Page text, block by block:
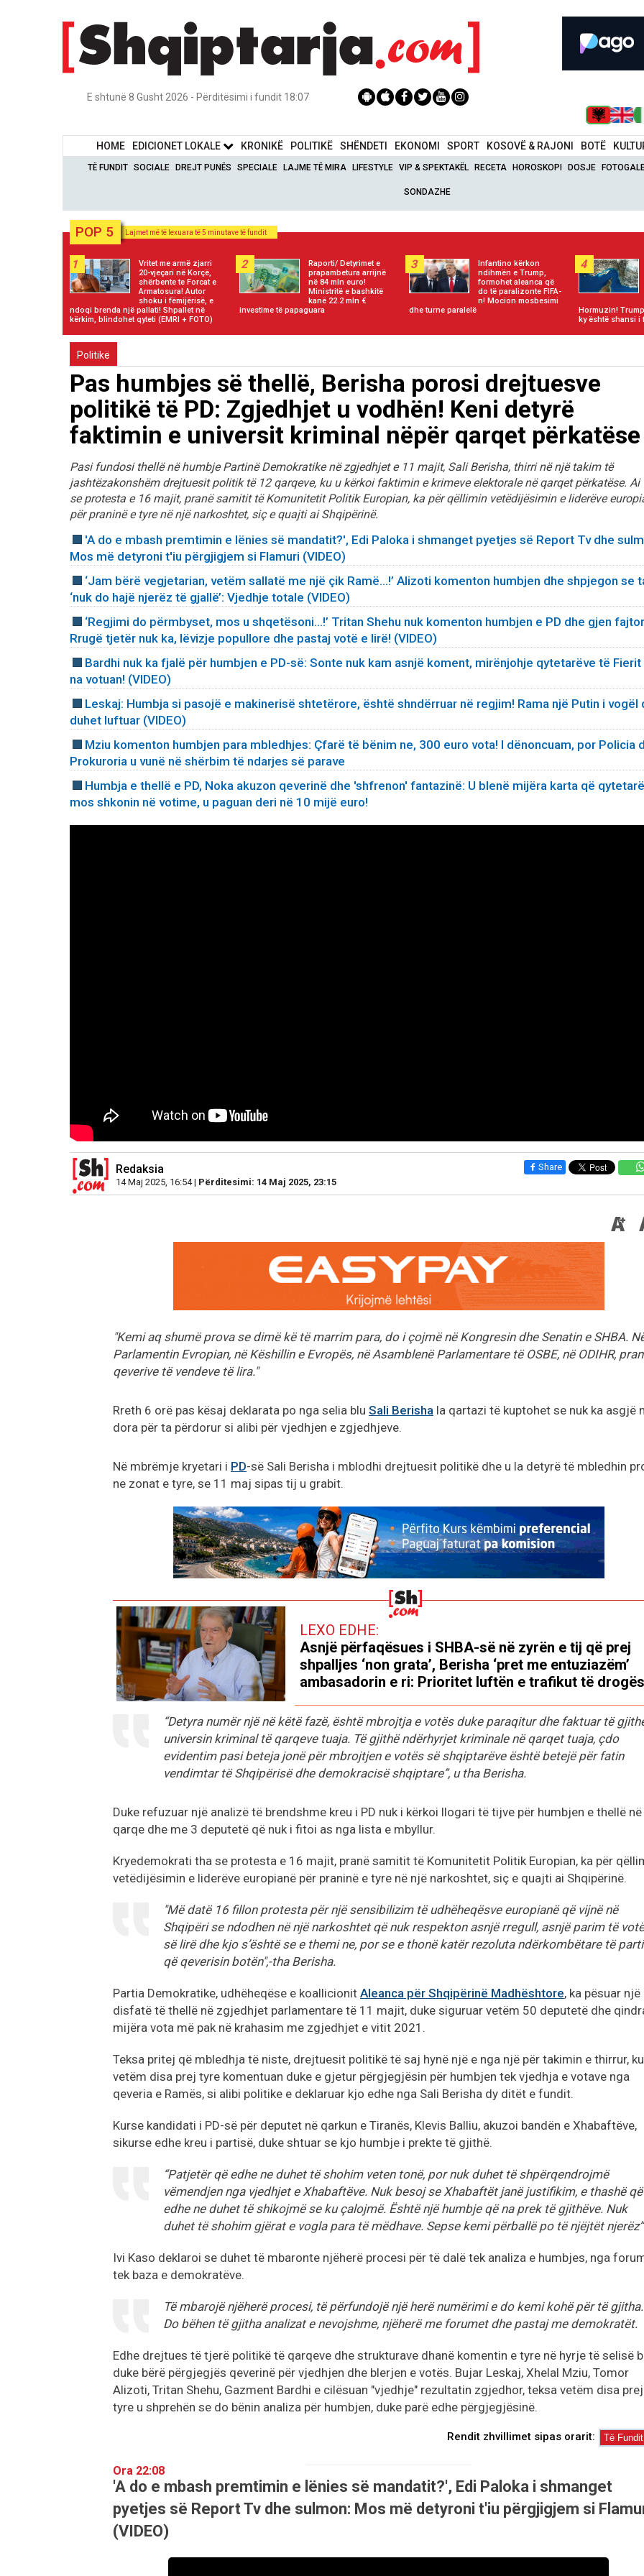
E shtunë 8 Gusht 2026 - Përditësimi i fundit 18:07
HOME EDICIONET LOKALE KRONIKË POLITIKË SHËNDETI EKONOMI SPORT KOSOVË & RAJONI BOTË
TË FUNDIT SOCIALE DREJT PUNËS SPECIALE LAJME TË MIRA LIFESTYLE VIP & SPEKTAKËL RECETA HOROSKOPI DOSJE
SONDAZHE
POP 5 Lajmet më të lexuara të 5 minutave të fundit
1
Vritet me armë zjarri
20-vjeçari në Korçë,
shërbente te Forcat e
Armatosura! Autor
shoku i fëmijërisë, e
ndoqi brenda një pallati! Shpallet në
kërkim, blindohet qyteti (EMRI + FOTO)
2
Raporti/ Detyrimet e
prapambetura arrijnë
në 84 mln euro!
Ministritë e bashkitë
kanë 22.2 mln €
investime të papaguara
3
Infantino kërkon
ndihmën e Trump,
formohet aleanca që
do të paralizonte FIFA-
n! Mocion mosbesimi
dhe turne paralelë
4
Hormuzin!
ky është shansi i
Politikë
Pas humbjes së thellë, Berisha porosi drejtuesve
politikë të PD: Zgjedhjet u vodhën! Keni detyrë
faktimin e universit kriminal nëpër qarqet përkatëse
Pasi fundosi thellë në humbje Partinë Demokratike në zgjedhjet e 11 majit, Sali Berisha, thirri në një takim të
jashtëzakonshëm drejtuesit politik të 12 qarqeve, ku u kërkoi faktimin e krimeve elektorale në qarqet përkatëse. Ai
se protesta e 16 majit, pranë samitit të Komunitetit Politik Europian, ka për qëllimin vetëdijësimin e liderëve
për praninë e tyre në një narkoshtet, siç e quajti ai Shqipërinë.
'A do e mbash premtimin e lënies së mandatit?', Edi Paloka i shmanget pyetjes së Report Tv dhe
Mos më detyroni t'iu përgjigjem si Flamuri (VIDEO)
‘Jam bërë vegjetarian, vetëm sallatë me një çik Ramë...!’ Alizoti komenton humbjen dhe shpjegon se
‘nuk do hajë njerëz të gjallë’: Vjedhje totale (VIDEO)
‘Regjimi do përmbyset, mos u shqetësoni...!’ Tritan Shehu nuk komenton humbjen e PD dhe gjen
Rrugë tjetër nuk ka, lëvizje popullore dhe pastaj votë e lirë! (VIDEO)
Bardhi nuk ka fjalë për humbjen e PD-së: Sonte nuk kam asnjë koment, mirënjohje qytetarëve të Fierit
na votuan! (VIDEO)
Leskaj: Humbja si pasojë e makinerisë shtetërore, është shndërruar në regjim! Rama një Putin i vogël
duhet luftuar (VIDEO)
Mziu komenton humbjen para mbledhjes: Çfarë të bënim ne, 300 euro vota! I dënoncuam, por Policia
Prokuroria u vunë në shërbim të ndarjes së parave
Humbja e thellë e PD, Noka akuzon qeverinë dhe 'shfrenon' fantazinë: U blenë mijëra karta që
mos shkonin në votime, u paguan deri në 10 mijë euro!
Redaksia
14 Maj 2025, 16:54 | Përditesimi: 14 Maj 2025, 23:15
Share
"Kemi aq shumë prova se dimë kë të marrim para, do i çojmë në Kongresin dhe Senatin e SHBA.
Parlamentin Evropian, në Këshillin e Evropës, në Asamblenë Parlamentare të OSBE, në ODIHR,
qeverive të vendeve të lira."
Rreth 6 orë pas kësaj deklarata po nga selia blu Sali Berisha la qartazi të kuptohet se nuk ka asgjë
dora për ta përdorur si alibi për vjedhjen e zgjedhjeve.
Në mbrëmje kryetari i PD-së Sali Berisha i mblodhi drejtuesit politikë dhe u la detyrë të mbledhin
ne zonat e tyre, se 11 maj sipas tij u grabit.
LEXO EDHE:
Asnjë përfaqësues i SHBA-së në zyrën e tij që prej
shpalljes ‘non grata’, Berisha ‘pret me entuziazëm’
ambasadorin e ri: Prioritet luftën e trafikut të drogës
“Detyra numër një në këtë fazë, është mbrojtja e votës duke paraqitur dhe faktuar të
universin kriminal të qarqeve tuaja. Të gjithë ndërhyrjet kriminale në qarqet tuaja, çdo
evidentim pasi beteja jonë për mbrojtjen e votës së shqiptarëve është betejë për fatin
vendimtar të Shqipërisë dhe demokracisë shqiptare”, u tha Berisha.
Duke refuzuar një analizë të brendshme kreu i PD nuk i kërkoi llogari të tijve për humbjen e thellë në
qarqe dhe me 3 deputetë që nuk i fitoi as nga lista e mbyllur.
Kryedemokrati tha se protesta e 16 majit, pranë samitit të Komunitetit Politik Europian, ka për
vetëdijësimin e liderëve europianë për praninë e tyre në një narkoshtet, siç e quajti ai Shqipërinë.
"Më datë 16 fillon protesta për një sensibilizim të udhëheqësve europianë që vijnë në
Shqipëri se ndodhen në një narkoshtet që nuk respekton asnjë rregull, asnjë parim të
së lirë dhe kjo s’është se e themi ne, por se e thonë katër rezoluta ndërkombëtare të
që qeverisin botën",-tha Berisha.
Partia Demokratike, udhëheqëse e koallicionit Aleanca për Shqipërinë Madhështore, ka pësuar një
disfatë të thellë në zgjedhjet parlamentare të 11 majit, duke siguruar vetëm 50 deputetë dhe
mijëra vota më pak në krahasim me zgjedhjet e vitit 2021.
Teksa pritej që mbledhja të niste, drejtuesit politikë të saj hynë një e nga një për takimin e thirrur, ku
vetëm disa prej tyre komentuan duke e gjetur përgjegjësin për humbjen tek vjedhja e votave nga
qeveria e Ramës, si alibi politike e deklaruar kjo edhe nga Sali Berisha dy ditët e fundit.
Kurse kandidati i PD-së për deputet në qarkun e Tiranës, Klevis Balliu, akuzoi bandën e Xhabaftëve,
sikurse edhe kreu i partisë, duke shtuar se kjo humbje i prekte të gjithë.
“Patjetër që edhe ne duhet të shohim veten tonë, por nuk duhet të shpërqendrojmë
vëmendjen nga vjedhjet e Xhabaftëve. Nuk besoj se Xhabaftët janë justifikim, e thashë që
edhe ne duhet të shikojmë se ku çalojmë. Është një humbje që na prek të gjithëve. Nuk
duhet të shohim gjërat e vogla para të mëdhave. Sepse kemi përballë po të njëjtët
Ivi Kaso deklaroi se duhet të mbaronte njëherë procesi për të dalë tek analiza e humbjes, nga
tek baza e demokratëve.
Të mbarojë njëherë procesi, të përfundojë një herë numërimi e do kemi kohë për të gjitha.
Do bëhen të gjitha analizat e nevojshme, njëherë me forumet dhe pastaj me demokratët.
Edhe drejtues të tjerë politikë të qarqeve dhe strukturave dhanë komentin e tyre në hyrje të selisë
duke bërë përgjegjës qeverinë për vjedhjen dhe blerjen e votës. Bujar Leskaj, Xhelal Mziu, Tomor
Alizoti, Tritan Shehu, Gazment Bardhi e cilësuan "vjedhje" rezultatin zgjedhor, teksa vetëm disa prej
tyre u shprehën se do bënin analiza për humbjen, duke parë edhe përgjegjësinë.
Rendit zhvillimet sipas orarit:
Ora 22:08
'A do e mbash premtimin e lënies së mandatit?', Edi Paloka i shmanget
pyetjes së Report Tv dhe sulmon: Mos më detyroni t'iu përgjigjem si
(VIDEO)